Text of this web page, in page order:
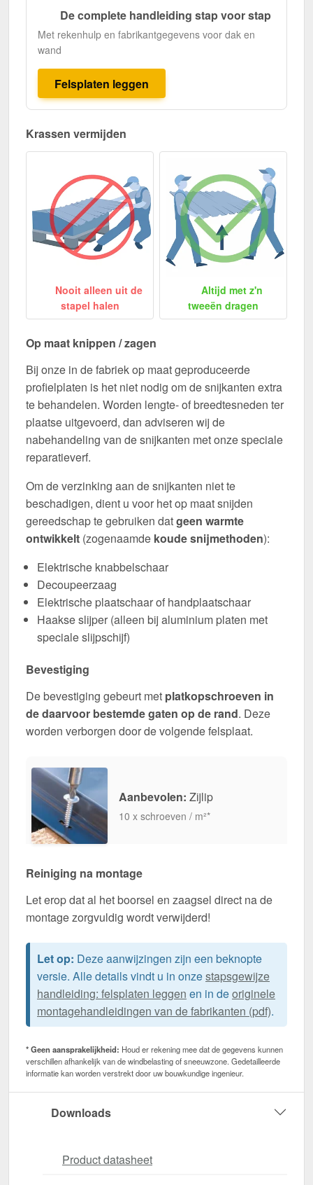
De complete handleiding stap voor stap
Met rekenhulp en fabrikantgegevens voor dak en
wand
Felsplaten leggen
Krassen vermijden
Nooit alleen uit de
stapel halen
Altijd met z'n
tweeën dragen
Op maat knippen / zagen
Bij onze in de fabriek op maat geproduceerde
profielplaten is het niet nodig om de snijkanten extra
te behandelen. Worden lengte- of breedtesneden ter
plaatse uitgevoerd, dan adviseren wij de
nabehandeling van de snijkanten met onze speciale
reparatieverf.
Om de verzinking aan de snijkanten niet te
beschadigen, dient u voor het op maat snijden
gereedschap te gebruiken datgeen warmte
ontwikkelt (zogenaamde koude snijmethoden):
Elektrische knabbelschaar
Decoupeerzaag
Elektrische plaatschaar of handplaatschaar
Haakse slijper (alleen bij aluminium platen met
speciale slijpschijf)
Bevestiging
De bevestiging gebeurt met platkopschroeven in
de daarvoor bestemde gaten op de rand. Deze
worden verborgen door de volgende felsplaat.
Aanbevolen: Zijlip
10 x schroeven / m²*
Reiniging na montage
Let erop dat al het boorsel en zaagsel direct na de
montage zorgvuldig wordt verwijderd!
Let op: Deze aanwijzingen zijn een beknopte
versie. Alle details vindt u in onzestapsgewijze
handleiding: felsplaten leggen en in deoriginele
montagehandleidingen van de fabrikanten (pdf).
* Geen aansprakelijkheid: Houd er rekening mee dat de gegevens kunnen
verschillen afhankelijk van de windbelasting of sneeuwzone. Gedetailleerde
informatie kan worden verstrekt door uw bouwkundige ingenieur.
Downloads
Product datasheet